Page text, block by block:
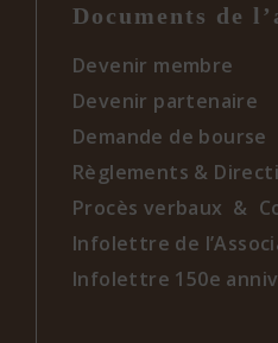
Documents de
Devenir membre
Devenir partenaire
Demande de bourse
Règlements &
Procès verbaux &
Infolettre de
Infolettre 150e